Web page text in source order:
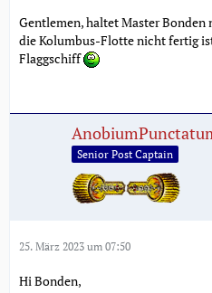
Gentlemen, haltet Master
die Kolumbus-Flotte nicht fertig
Flaggschiff
Senior Post Captain
25. März 2023 um 07:50
Hi Bonden,